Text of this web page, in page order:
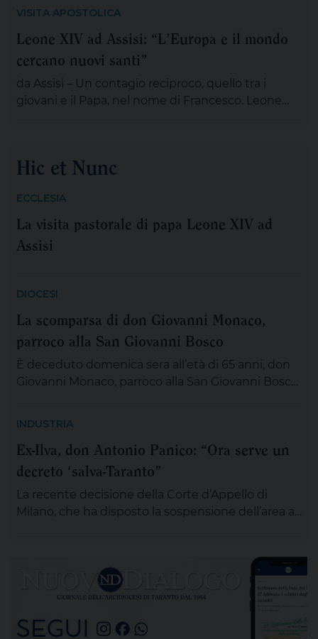
prende spazio, le certezze si incrinano e perfino
ciò che potrebbe salvarci appare minaccioso.
VISITA APOSTOLICA
Leone XIV ad Assisi: “L’Europa e il mondo
cercano nuovi santi”
da Assisi – Un contagio reciproco, quello tra i
giovani e il Papa, nel nome di Francesco. Leone
“popolo giovane” proveniente dal nostro
credenti, tra […]
Hic et Nunc
ECCLESIA
La visita pastorale di papa Leone XIV ad
Assisi
DIOCESI
La scomparsa di don Giovanni Monaco,
parroco alla San Giovanni Bosco
È deceduto domenica sera all’età di 65 anni, don
Giovanni Monaco, parroco alla San Giovanni Bosco.
preghiera e rendergli un ultimo saluto. Alle ore 20
ci si ritroverà come Comunità educativa pastorale
INDUSTRIA
Ex-Ilva, don Antonio Panico: “Ora serve un
decreto ‘salva-Taranto”
La recente decisione della Corte d’Appello di
Milano, che ha disposto la sospensione dell’area a
alla completa bonifica dell’amianto e alla riduzione
delle emissioni di polveri sottili, rappresenta un
passaggio destinato a segnare la lunga vicenda
dello stabilimento siderurgico. Una pronuncia che
[…]